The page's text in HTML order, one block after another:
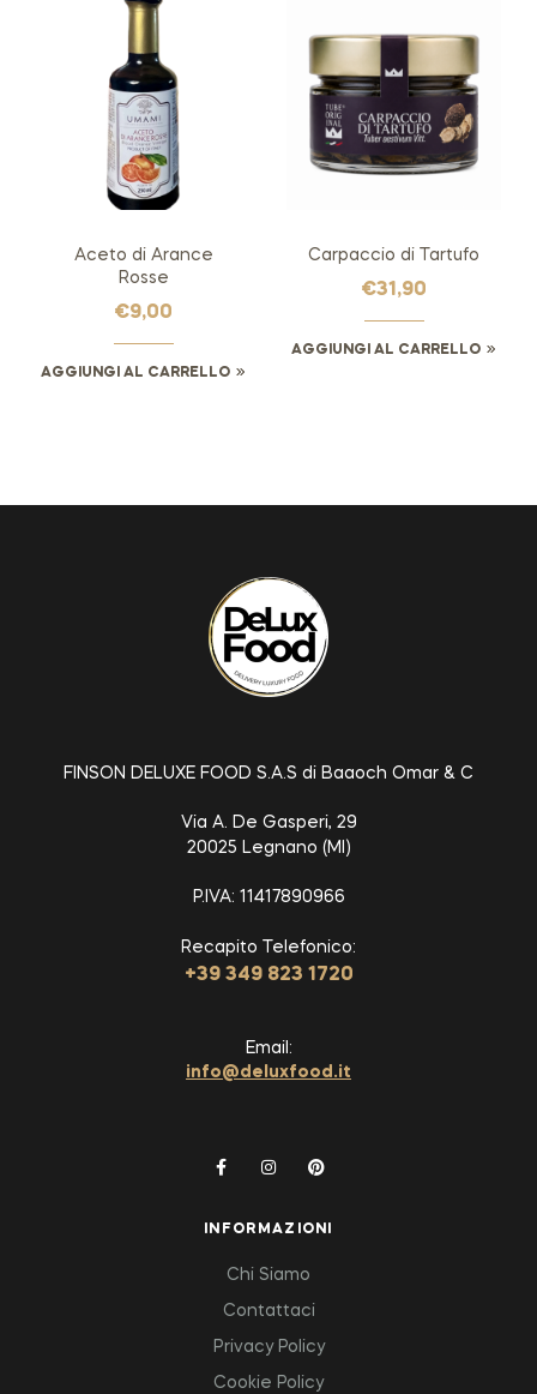
Aceto di Arance
Rosse
€9,00
AGGIUNGI AL CARRELLO
Carpaccio di Tartufo
€31,90
AGGIUNGI AL CARRELLO
INFORMAZIONI
Chi Siamo
Contattaci
Privacy Policy
Cookie Policy
FINSON DELUXE FOOD S.A.S di Baaoch Omar & C
Via A. De Gasperi, 29
20025 Legnano (MI)
P.IVA: 11417890966
Recapito Telefonico:
+39 349 823 1720
Email:
info@deluxfood.it